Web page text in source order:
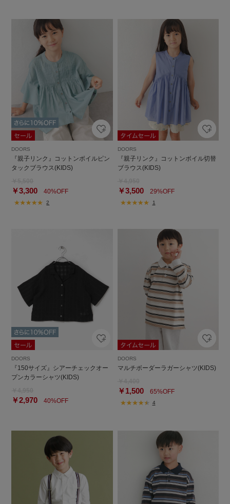
DOORS
『親子リンク』コットンボイルピン
タックブラウス(KIDS)
￥3,300 40%OFF
2
DOORS
『親子リンク』コットンボイル切替
ブラウス(KIDS)
￥3,50029%OFF
1
DOORS
『150サイズ』シアーチェックオー
プンカラーシャツ(KIDS)
￥2,970 40%OFF
DOORS
マルチボーダーラガーシャツ(KIDS)
￥1,50065%OFF
4